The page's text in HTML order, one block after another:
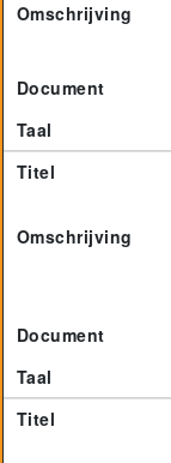
Omschrijving
Document
Taal
Titel
Omschrijving
Document
Taal
Titel